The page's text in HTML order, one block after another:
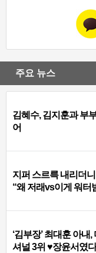
주요 뉴스
김혜수, 김지훈과 부
어
지퍼 스르륵 내리더
“왜 저래vs이게 워터
‘김부장’ 최대훈 아
셔널 3위 ♥장윤서였다